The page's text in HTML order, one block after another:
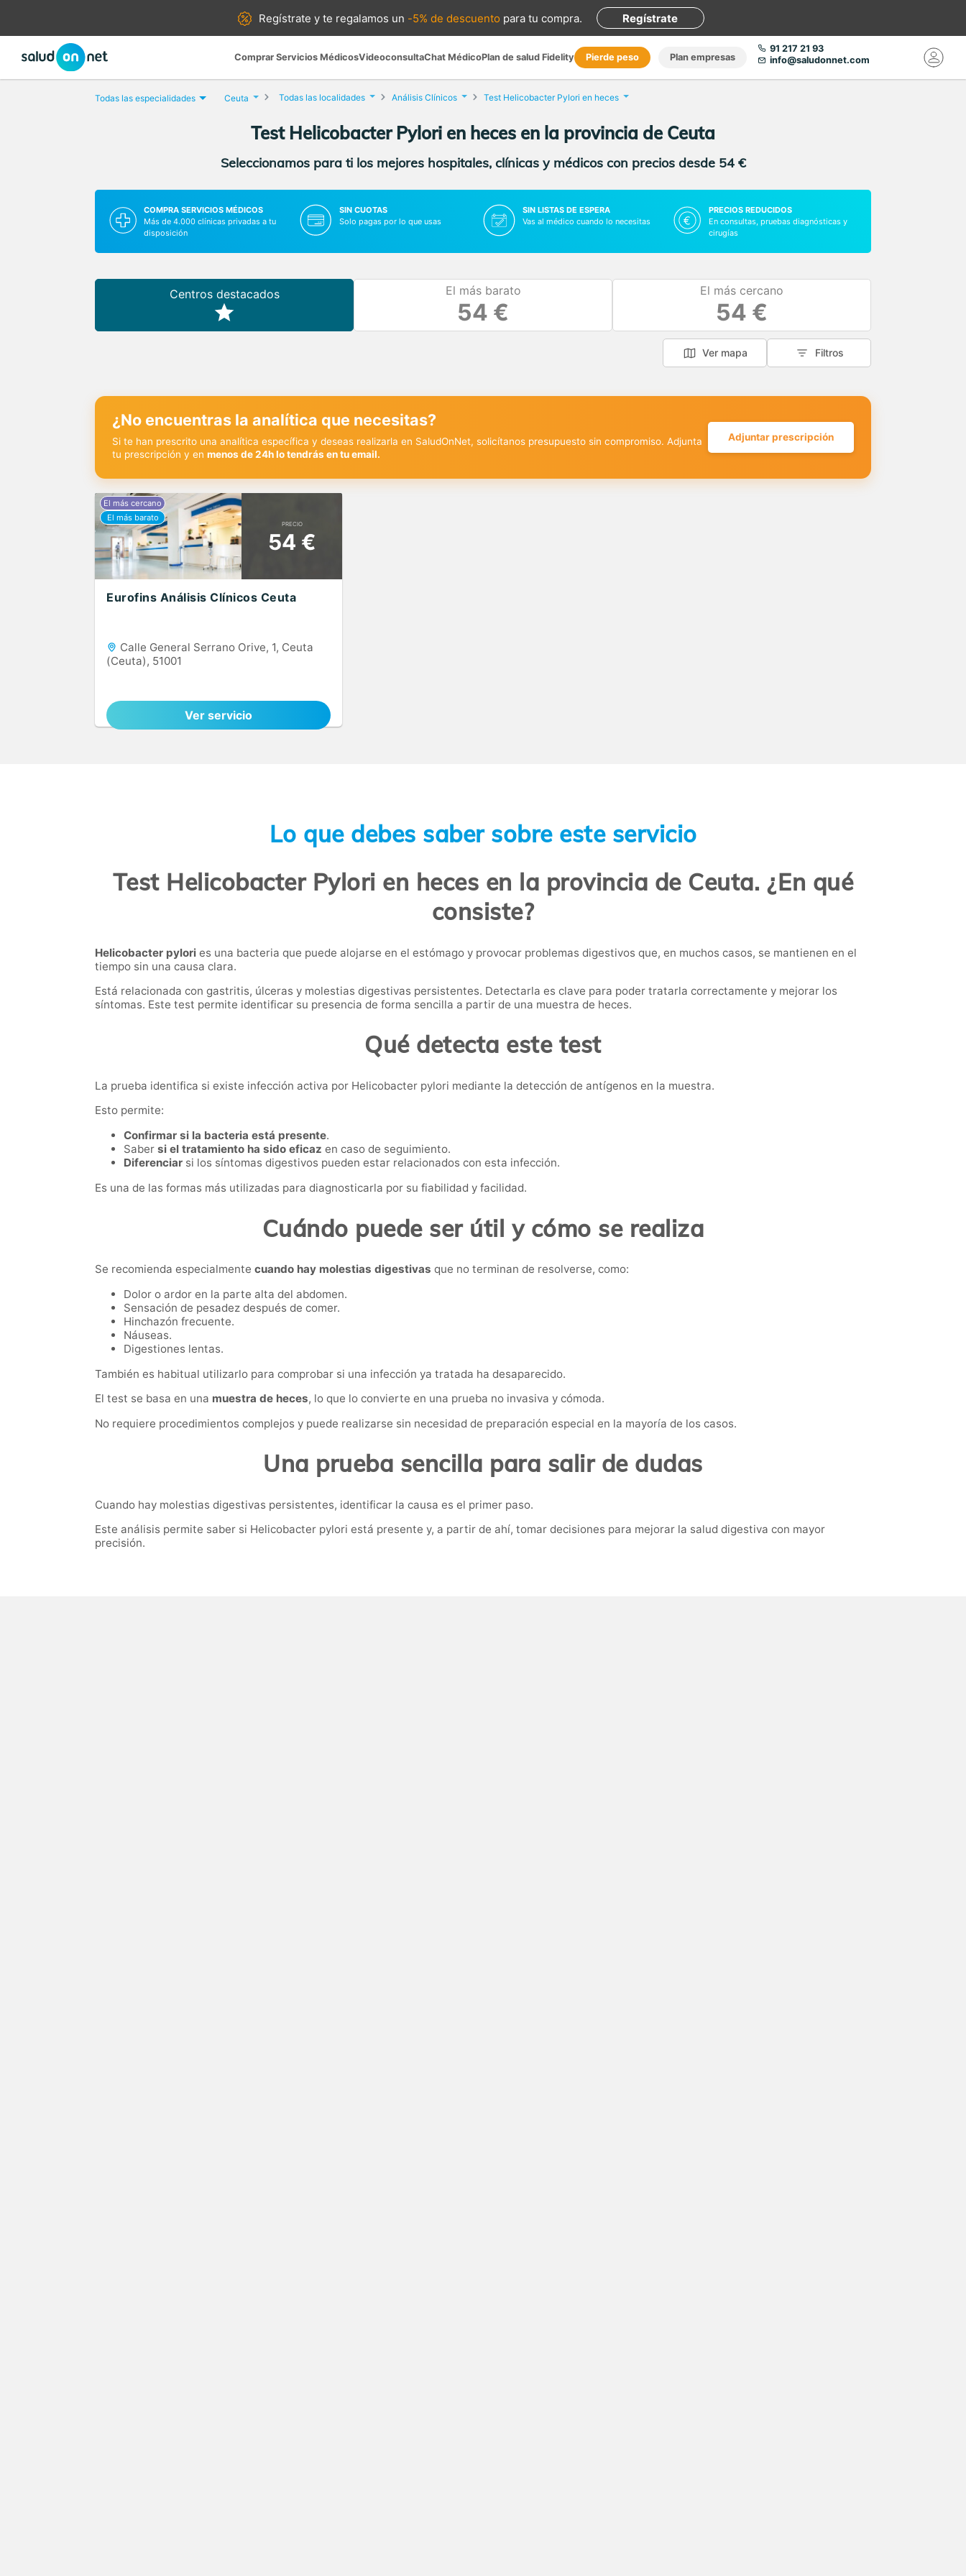
Regístrate yte regalamos un -5% de descuento para tu compra. Regístrate
Comprar Servicios MédicosVideoconsultaChat MédicoPlan de salud Fidelity Pierde peso Plan empresas
91 217 21 93
info@saludonnet.com
Todas las especialidades Ceuta Todas las localidades Análisis Clínicos Test Helicobacter Pylori en heces
Test Helicobacter Pylori en heces en la provincia de Ceuta
Seleccionamos para ti los mejores hospitales, clínicas y médicos con precios desde 54 €
COMPRA SERVICIOS MÉDICOS
Más de 4.000 clínicas privadas a tu
disposición
SIN CUOTAS
Solo pagas por lo que usas
SIN LISTAS DE ESPERA
Vas al médico cuando lo necesitas
PRECIOS REDUCIDOS
En consultas, pruebas diagnósticas y
cirugías
Centros destacados El más barato
54 €
El más cercano
54 €
Ver mapa Filtros
¿No encuentras la analítica que necesitas?
Si te han prescrito una analítica específica y deseas realizarla en SaludOnNet, solicítanos presupuesto sin compromiso. Adjunta
tu prescripción y en menos de 24h lo tendrás en tu email.
Adjuntar prescripción
PRECIO
54 €
Eurofins Análisis Clínicos Ceuta
Calle General Serrano Orive, 1, Ceuta
(Ceuta), 51001
Ver servicio
Lo que debes saber sobre este servicio
Test Helicobacter Pylori en heces en la provincia de Ceuta. ¿En qué
consiste?
Helicobacter pylori es una bacteria que puede alojarse en el estómago y provocar problemas digestivos que, en muchos casos, se mantienen en el
tiempo sin una causa clara.
Está relacionada con gastritis, úlceras y molestias digestivas persistentes. Detectarla es clave para poder tratarla correctamente y mejorar los
síntomas. Este test permite identificar su presencia de forma sencilla a partir de una muestra de heces.
Qué detecta este test
La prueba identifica si existe infección activa por Helicobacter pylori mediante la detección de antígenos en la muestra.
Esto permite:
Confirmar si la bacteria está presente.
Saber si el tratamiento ha sido eficaz en caso de seguimiento.
Diferenciar si los síntomas digestivos pueden estar relacionados con esta infección.
Es una de las formas más utilizadas para diagnosticarla por su fiabilidad y facilidad.
Cuándo puede ser útil y cómo se realiza
Se recomienda especialmente cuando hay molestias digestivas que no terminan de resolverse, como:
Dolor o ardor en la parte alta del abdomen.
Sensación de pesadez después de comer.
Hinchazón frecuente.
Náuseas.
Digestiones lentas.
También es habitual utilizarlo para comprobar si una infección ya tratada ha desaparecido.
El test se basa en una muestra de heces, lo que lo convierte en una prueba no invasiva y cómoda.
No requiere procedimientos complejos y puede realizarse sin necesidad de preparación especial en la mayoría de los casos.
Una prueba sencilla para salir de dudas
Cuando hay molestias digestivas persistentes, identificar la causa es el primer paso.
Este análisis permite saber si Helicobacter pylori está presente y, a partir de ahí, tomar decisiones para mejorar la salud digestiva con mayor
precisión.